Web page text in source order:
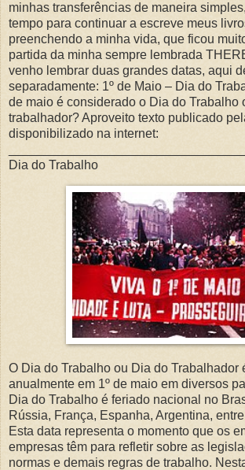
minhas transferências de maneira
tempo para continuar a escreve meus
preenchendo a minha vida, que ficou
partida da minha sempre lembrada
venho lembrar duas grandes datas, aqui
separadamente: 1º de Maio – Dia do
de maio é considerado o Dia do Trabalho
trabalhador? Aproveito texto publicado
disponibilizado na internet:
Dia do Trabalho
O Dia do Trabalho ou Dia do Trabalhador
anualmente em 1º de maio em diversos
Dia do Trabalho é feriado nacional no
Rússia, França, Espanha, Argentina,
Esta data representa o momento que os
empresas têm para refletir sobre as
normas e demais regras de trabalho.